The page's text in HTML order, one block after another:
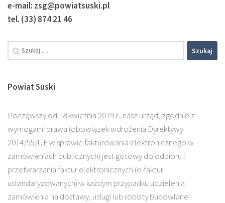
e-mail: zsg@powiatsuski.pl
tel. (33) 874 21 46
Powiat Suski
Począwszy od 18 kwietnia 2019 r., nasz urząd, zgodnie z
wymogami prawa (obowiązek wdrożenia Dyrektywy
2014/55/UE w sprawie fakturowania elektronicznego w
zamówieniach publicznych) jest gotowy do odbioru i
przetwarzania faktur elektronicznych (e-faktur
ustandaryzowanych) w każdym przypadku udzielenia
zamówienia na dostawy, usługi lub roboty budowlane.